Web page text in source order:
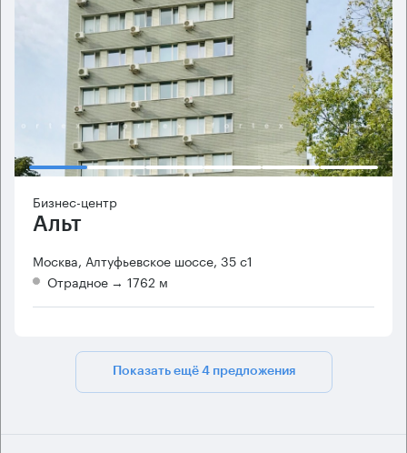
Бизнес-центр
Альт
Москва, Алтуфьевское шоссе, 35 с1
Отрадное → 1762 м
Показать ещё 4 предложения